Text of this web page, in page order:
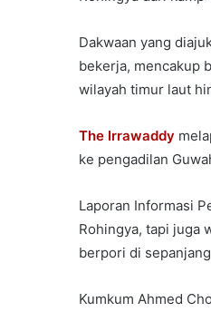
Dakwaan yang
bekerja, mencakup
wilayah timur laut
The Irrawaddy
ke pengadilan
Laporan Informasi
Rohingya, tapi juga
berpori di
Kumkum Ahmed